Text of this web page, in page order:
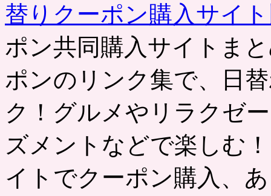
替りクーポン購入サイ
ポン共同購入サイトま
ポンのリンク集で、日
ク！グルメやリラクゼ
ズメントなどで楽しむ
イトでクーポン購入、